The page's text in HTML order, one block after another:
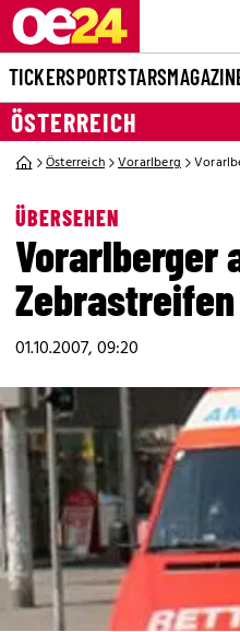
TICKERSPORTSTARS
ÖSTERREICH
Österreich Vorarlberg
ÜBERSEHEN
Vorarlberger
01.10.2007, 09:20